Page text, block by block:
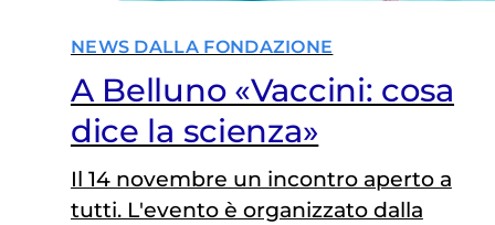
NEWS DALLA FONDAZIONE
A Belluno «Vaccini: cosa
dice la scienza»
Il 14 novembre un incontro aperto a
tutti. L'evento è organizzato dalla